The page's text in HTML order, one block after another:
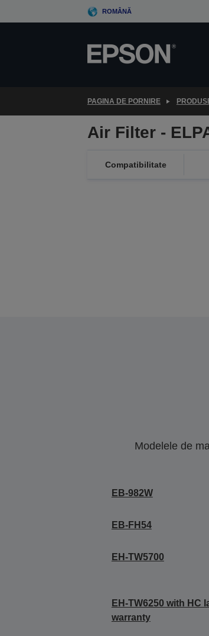
to
ROMÂNĂ
PAGINA DE PORNIRE
Air Filter -
Compatibilitate
Modelele de
EB-982W
EB-FH54
EH-TW5700
EH-TW6250 with HC
warranty